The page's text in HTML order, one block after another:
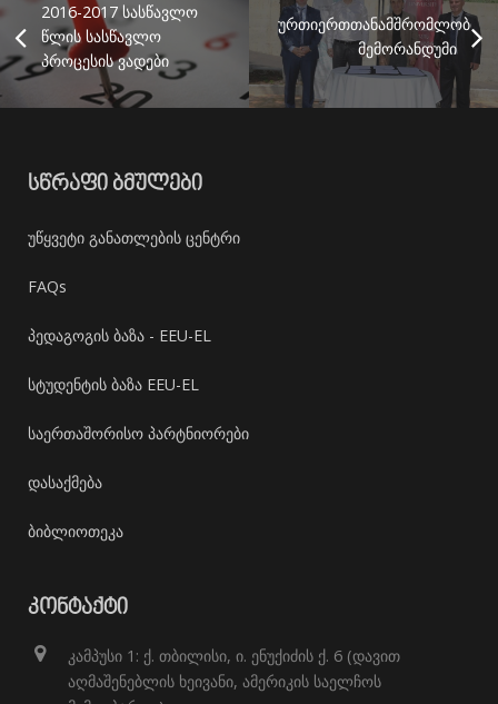
2016-2017 სასწავლო
წლის სასწავლო
პროცესის ვადები
ურთიერთთანამშრომლობის
მემორანდუმი
ᲡᲬᲠᲐᲤᲘ ᲑᲛᲣᲚᲔᲑᲘ
უწყვეტი განათლების ცენტრი
FAQs
პედაგოგის ბაზა - EEU-EL
სტუდენტის ბაზა EEU-EL
საერთაშორისო პარტნიორები
დასაქმება
ბიბლიოთეკა
ᲙᲝᲜᲢᲐᲥᲢᲘ
კამპუსი 1: ქ. თბილისი, ი. ენუქიძის ქ. 6 (დავით
აღმაშენებლის ხეივანი, ამერიკის საელჩოს